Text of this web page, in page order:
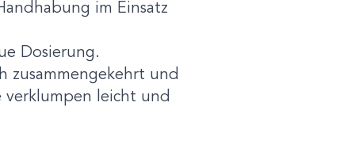
im Einsatz
Dosierung.
zusammengekehrt und
verklumpen leicht und